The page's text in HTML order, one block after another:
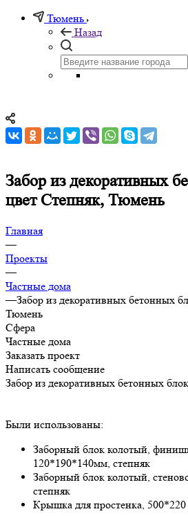
Тюмень
Назад
Забор из декоративных
цвет Степняк, Тюмень
Главная
—
Проекты
—
Частные дома
—Забор из декоративных бетонных
Тюмень
Сфера
Частные дома
Заказать проект
Написать сообщение
Забор из декоративных бетонных
Были использованы:
Заборный блок колотый,
120*190*140мм, степняк
Заборный блок колотый,
степняк
Крышка для простенка,